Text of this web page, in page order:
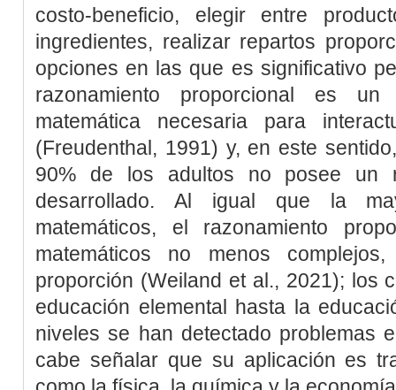
costo-beneficio, elegir entre
ingredientes, realizar repartos
opciones en las que es significativo
razonamiento proporcional es
matemática necesaria para
(Freudenthal, 1991) y, en este
90% de los adultos no posee un
desarrollado. Al igual que la
matemáticos, el razonamiento
matemáticos no menos
proporción (Weiland et al., 2021); los
educación elemental hasta la
niveles se han detectado problemas
cabe señalar que su aplicación es